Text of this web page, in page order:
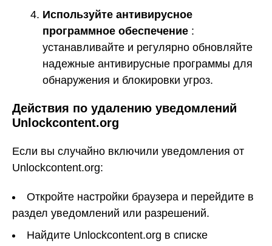
Используйте антивирусное
программное обеспечение :
устанавливайте и регулярно обновляйте
надежные антивирусные программы для
обнаружения и блокировки угроз.
Действия по удалению уведомлений
Unlockcontent.org
Если вы случайно включили уведомления от
Unlockcontent.org:
Откройте настройки браузера и перейдите в
раздел уведомлений или разрешений.
Найдите Unlockcontent.org в списке